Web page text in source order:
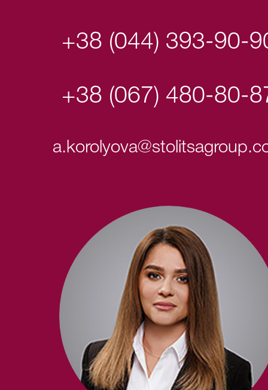
+38 (044) 393-90-
+38 (067) 480-80-